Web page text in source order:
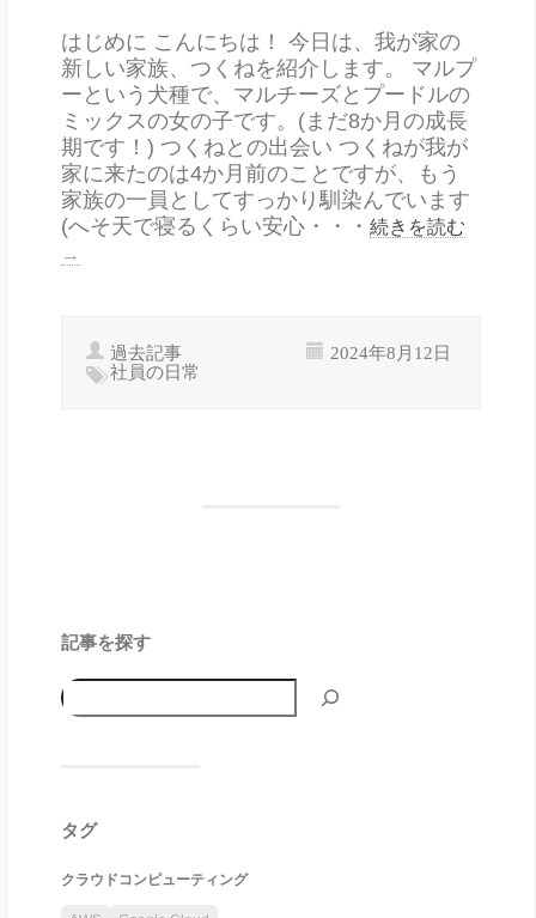
はじめに こんにちは！ 今日は、我が家の
新しい家族、つくねを紹介します。 マルプ
ーという犬種で、マルチーズとプードルの
ミックスの女の子です。(まだ8か月の成長
期です！) つくねとの出会い つくねが我が
家に来たのは4か月前のことですが、もう
家族の一員としてすっかり馴染んでいます
(へそ天で寝るくらい安心・・・ 続きを読む
→
過去記事 2024年8月12日
社員の日常
記事を探す
タグ
クラウドコンピューティング